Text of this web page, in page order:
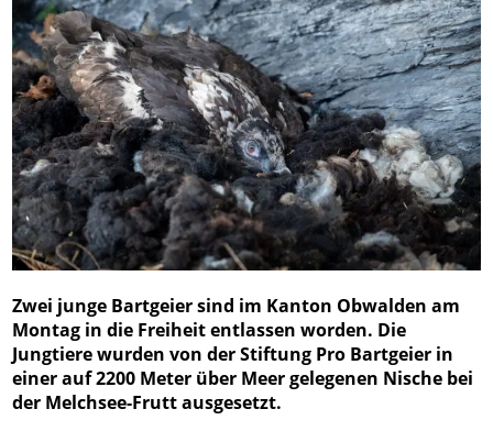
Zwei junge Bartgeier sind im Kanton Obwalden am
Montag in die Freiheit entlassen worden. Die
Jungtiere wurden von der Stiftung Pro Bartgeier in
einer auf 2200 Meter über Meer gelegenen Nische bei
der Melchsee-Frutt ausgesetzt.